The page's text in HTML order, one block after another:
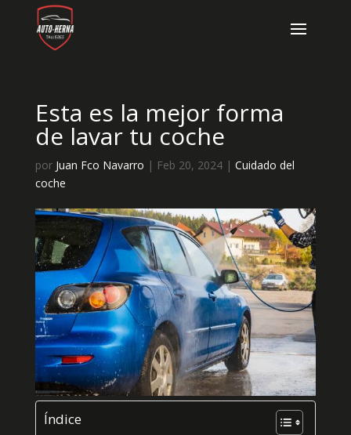
Esta es la mejor forma
de lavar tu coche
por Juan Fco Navarro | Feb 20, 2024| Cuidado del
coche
Índice